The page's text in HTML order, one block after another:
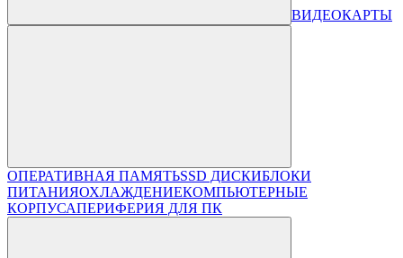
ВИДЕОКАРТЫ
ОПЕРАТИВНАЯ ПАМЯТЬSSD ДИСКИБЛОКИ
ПИТАНИЯОХЛАЖДЕНИЕКОМПЬЮТЕРНЫЕ
КОРПУСАПЕРИФЕРИЯ ДЛЯ ПК